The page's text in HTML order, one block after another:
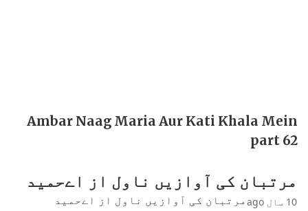
Ambar Naag Maria Aur Kati Khala Mein
part 62
مرتبان کی آوازیں ناول از اےحمید
10 سال ago
مرتبان کی آوازیں ناول از اےحمید